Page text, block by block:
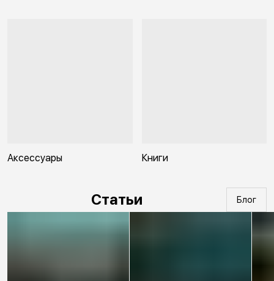
Аксессуары Книги
Статьи Блог